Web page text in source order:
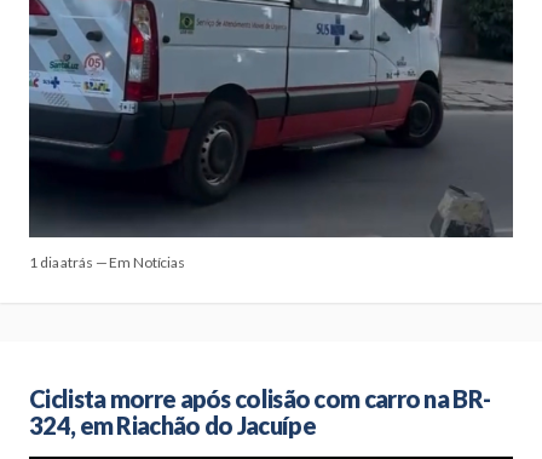
1 dia atrás — Em Notícias
Ciclista morre após colisão com carro na BR-
324, em Riachão do Jacuípe